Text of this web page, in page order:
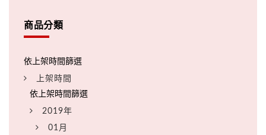
商品分類
上架時間
2019年
01月